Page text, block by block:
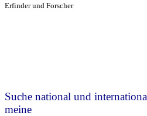
Erfinder und Forscher
Suche national und
meine